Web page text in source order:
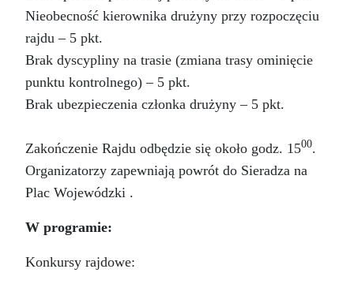
Nieobecność kierownika drużyny przy rozpoczęciu
rajdu – 5 pkt.
Brak dyscypliny na trasie (zmiana trasy ominięcie
punktu kontrolnego) – 5 pkt.
Brak ubezpieczenia członka drużyny – 5 pkt.
Zakończenie Rajdu odbędzie się około godz. 1500.
Organizatorzy zapewniają powrót do Sieradza na
Plac Wojewódzki .
W programie:
Konkursy rajdowe: